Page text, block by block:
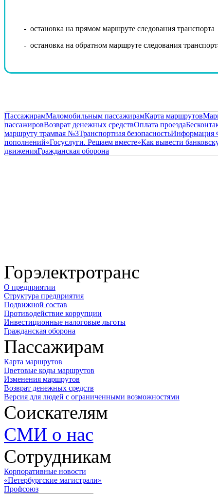
- остановка на прямом маршруте следования транспорта
- остановка на обратном маршруте следования
ПассажирамМаломобильным пассажирамКарта маршрутов
пассажировВозврат денежных средствОплата проезда
маршруту трамвая №3Транспортная безопасностьИнформация
пополнений«Госуслуги. Решаем вместе»Как вывести
движенияГражданская оборона
Горэлектротранс
О предприятии
Структура предприятия
Подвижной состав
Противодействие коррупции
Инвестиционные налоговые льготы
Гражданская оборона
Пассажирам
Карта маршрутов
Цветовые коды маршрутов
Изменения маршрутов
Возврат денежных средств
Версия для людей с ограниченными возможностями
Соискателям
СМИ о нас
Сотрудникам
Корпоративные новости
«Петербургские магистрали»
Профсоюз